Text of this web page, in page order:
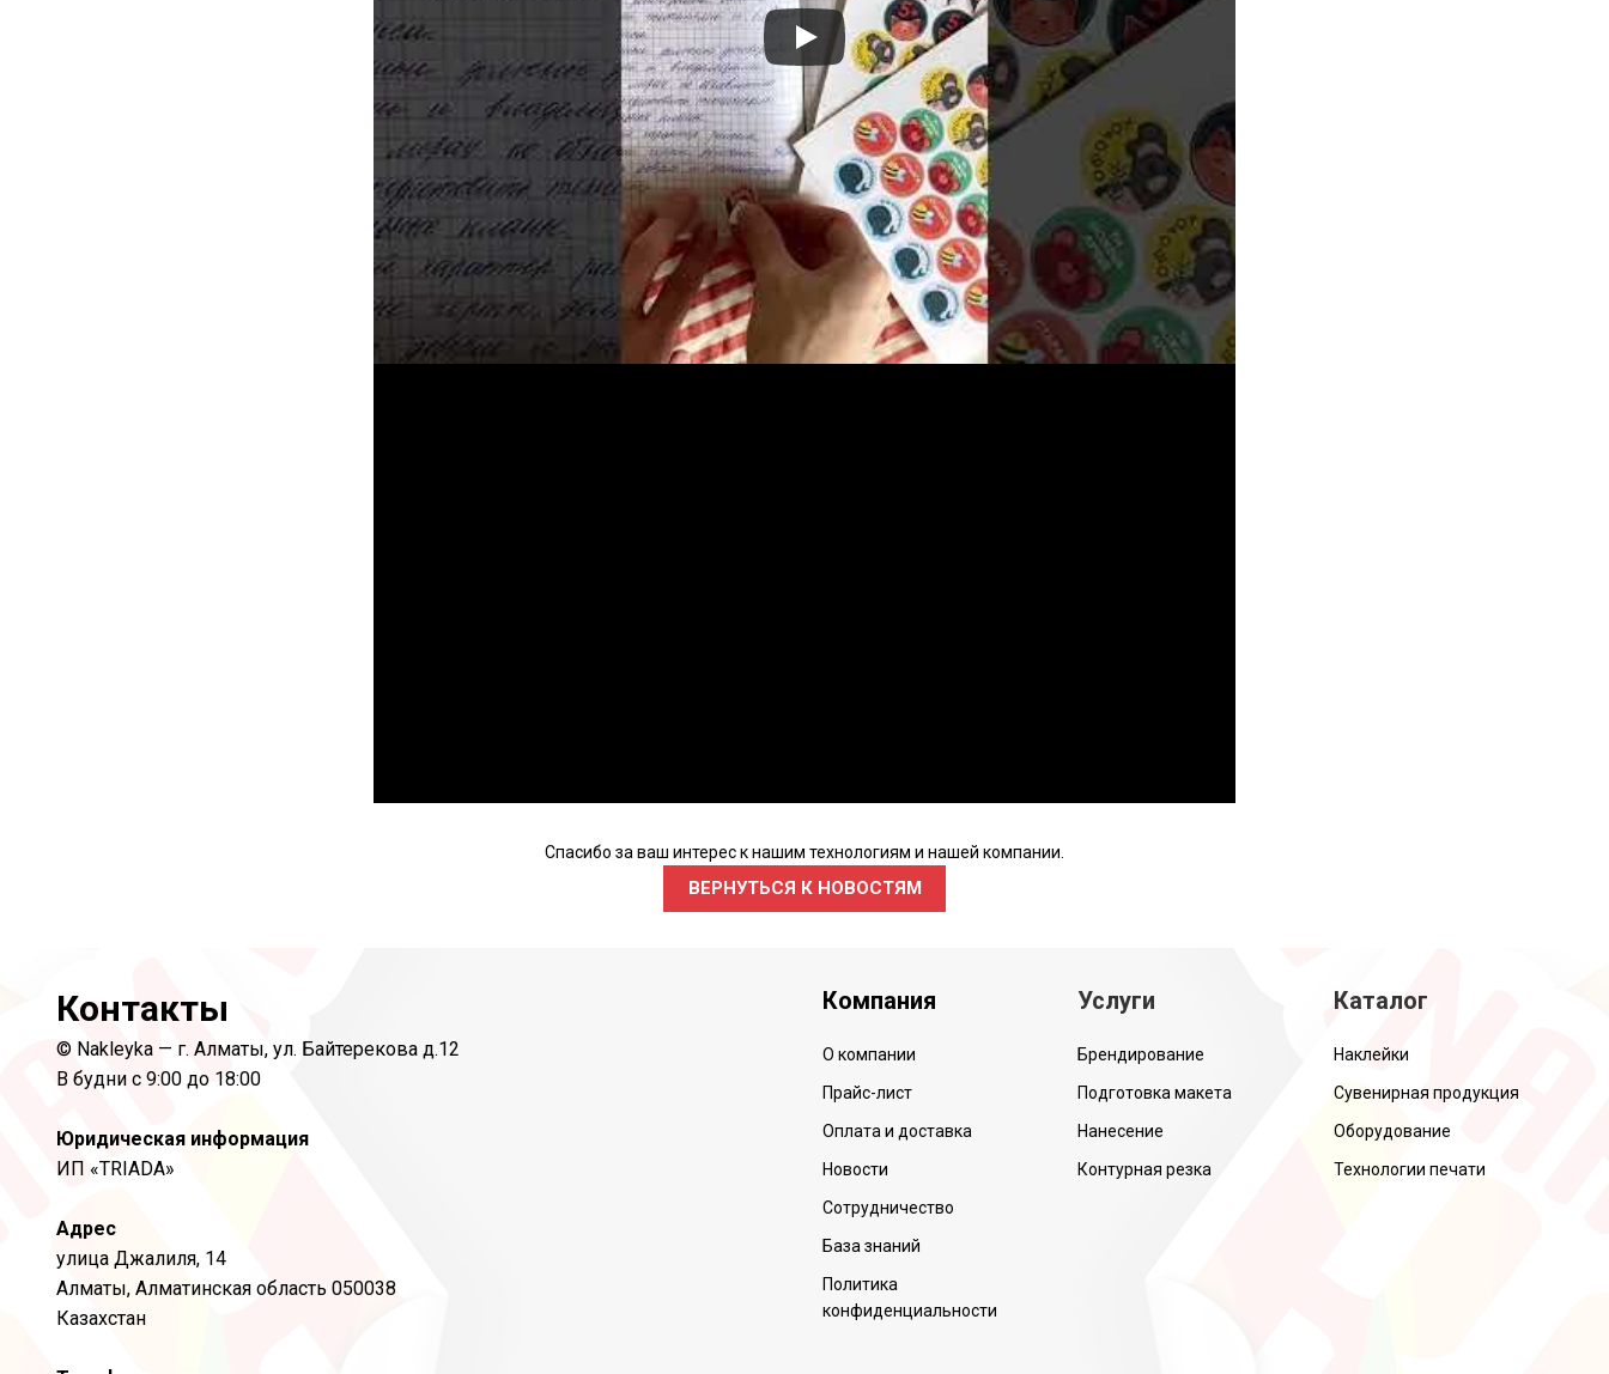
Спасибо за ваш интерес к нашим технологиям и нашей компании.
ВЕРНУТЬСЯ К НОВОСТЯМ
Контакты
© Nakleyka — г. Алматы, ул. Байтерекова д.12
В будни с 9:00 до 18:00
Юридическая информация
ИП «TRIADA»
Адрес
улица Джалиля, 14
Алматы, Алматинская область 050038
Казахстан
Компания
О компании
Прайс-лист
Оплата и доставка
Новости
Сотрудничество
База знаний
Политика
конфиденциальности
Услуги
Брендирование
Подготовка макета
Нанесение
Контурная резка
Каталог
Наклейки
Сувенирная продукция
Оборудование
Технологии печати